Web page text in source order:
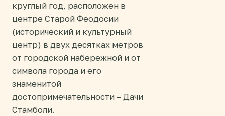
круглый год, расположен в
центре Старой Феодосии
(исторический и культурный
центр) в двух десятках метров
от городской набережной и от
символа города и его
знаменитой
достопримечательности – Дачи
Стамболи.